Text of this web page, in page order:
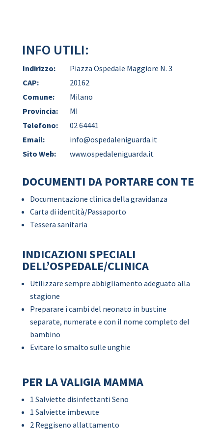
INFO UTILI:
Indirizzo:
Piazza Ospedale Maggiore N. 3
CAP:
20162
Comune:
Milano
Provincia:
MI
Telefono:
02 64441
Email:
info@ospedaleniguarda.it
Sito Web:
www.ospedaleniguarda.it
DOCUMENTI DA PORTARE CON TE
Documentazione clinica della gravidanza
Carta di identità/Passaporto
Tessera sanitaria
INDICAZIONI SPECIALI
DELL’OSPEDALE/CLINICA
Utilizzare sempre abbigliamento adeguato alla
stagione
Preparare i cambi del neonato in bustine
separate, numerate e con il nome completo del
bambino
Evitare lo smalto sulle unghie
PER LA VALIGIA MAMMA
1 Salviette disinfettanti Seno
1 Salviette imbevute
2 Reggiseno allattamento